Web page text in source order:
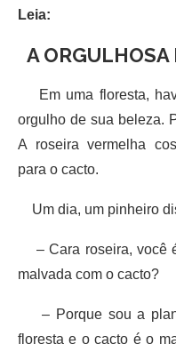
Leia:
A ORGULHOSA
Em uma floresta,
orgulho de sua beleza.
A roseira vermelha
para o cacto.
Um dia, um pinheiro
– Cara roseira, você
malvada com o cacto?
– Porque sou a
floresta e o cacto é o